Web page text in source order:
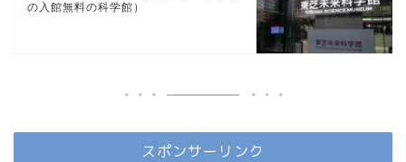
の入館無料の科学館）
スポンサーリンク